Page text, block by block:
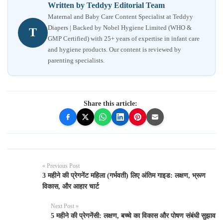
T
Written by Teddyy Editorial Team
Maternal and Baby Care Content Specialist at Teddyy
Diapers | Backed by Nobel Hygiene Limited (WHO &
GMP Certified) with 25+ years of expertise in infant care
and hygiene products. Our content is reviewed by
parenting specialists.
Share this article:
« Previous Post
3 महीने की प्रेगनेंट महिला (गर्भवती) लिए अंतिम गाइड: लक्षण, भ्रूण
विकास, और आहार चार्ट
Next Post »
5 महीने की प्रेगनेंसी: लक्षण, बच्चे का विकास और पोषण संबंधी सुझाव